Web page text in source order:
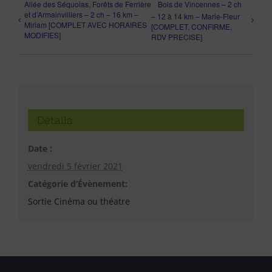
Allée des Séquoias, Forêts de Ferrière
et d’Armainvilliers – 2 ch – 16 km –
Miriam [COMPLET AVEC HORAIRES
MODIFIES]
Bois de Vincennes – 2 ch
– 12 à 14 km – Marie-Fleur
[COMPLET, CONFIRME,
RDV PRECISE]
Détails
Date :
vendredi 5 février 2021
Catégorie d’Évènement:
Sortie Cinéma ou théatre